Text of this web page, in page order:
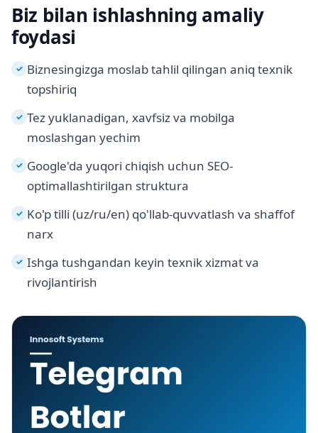
Biz bilan ishlashning amaliy
foydasi
✓ Biznesingizga moslab tahlil qilingan aniq texnik
topshiriq
✓ Tez yuklanadigan, xavfsiz va mobilga
moslashgan yechim
✓ Google'da yuqori chiqish uchun SEO-
optimallashtirilgan struktura
✓ Ko'p tilli (uz/ru/en) qo'llab-quvvatlash va shaffof
narx
✓ Ishga tushgandan keyin texnik xizmat va
rivojlantirish